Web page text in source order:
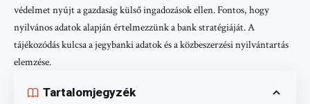
védelmet nyújt a gazdaság külső ingadozások ellen. Fontos, hogy
nyilvános adatok alapján értelmezzünk a bank stratégiáját. A
tájékozódás kulcsa a jegybanki adatok és a közbeszerzési nyilvántartás
elemzése.
Tartalomjegyzék